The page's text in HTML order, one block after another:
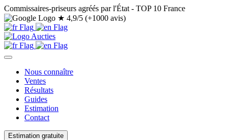
Commissaires-priseurs agréés par l'État - TOP 10 France
★ 4,9/5 (+1000 avis)
Nous connaître
Ventes
Résultats
Guides
Estimation
Contact
Estimation gratuite